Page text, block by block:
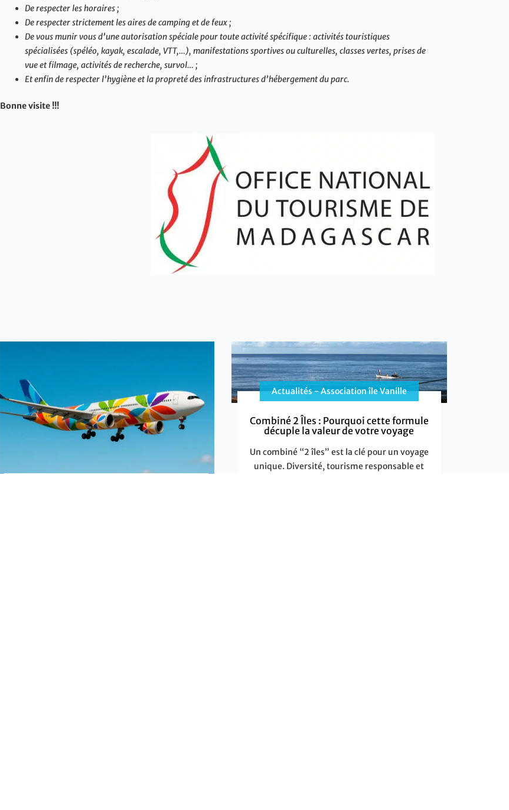
De respecter les horaires ;
De respecter strictement les aires de camping et de feux ;
De vous munir vous d’une autorisation spéciale pour toute activité spécifique : activités touristiques
spécialisées (spéléo, kayak, escalade, VTT,…), manifestations sportives ou culturelles, classes vertes, prises de
vue et filmage, activités de recherche, survol… ;
Et enfin de respecter l’hygiène et la propreté des infrastructures d’hébergement du parc.
Bonne visite !!!
Actualités - Association île Vanille
Combiné 2 Îles : Pourquoi cette formule
décuple la valeur de votre voyage
Un combiné “2 îles” est la clé pour un voyage
unique. Diversité, tourisme responsable et